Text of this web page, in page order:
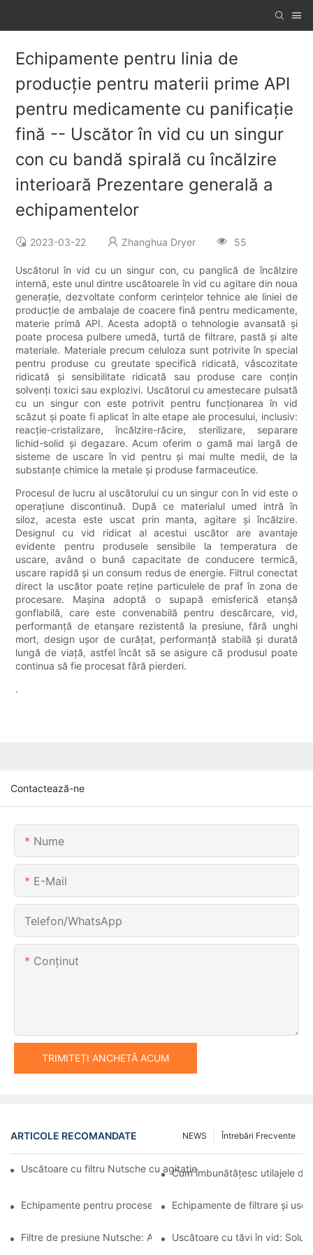
Echipamente pentru linia de
producție pentru materii prime API
pentru medicamente cu panificație
fină -- Uscător în vid cu un singur
con cu bandă spirală cu încălzire
interioară Prezentare generală a
echipamentelor
2023-03-22 Zhanghua Dryer 55
Uscătorul în vid cu un singur con, cu panglică de încălzire
internă, este unul dintre uscătoarele în vid cu agitare din noua
generație, dezvoltate conform cerințelor tehnice ale liniei de
producție de ambalaje de coacere fină pentru medicamente,
materie primă API. Acesta adoptă o tehnologie avansată și
poate procesa pulbere umedă, turtă de filtrare, pastă și alte
materiale. Materiale precum celuloza sunt potrivite în special
pentru produse cu greutate specifică ridicată, vâscozitate
ridicată și sensibilitate ridicată sau produse care conțin
solvenți toxici sau explozivi. Uscătorul cu amestecare pulsată
cu un singur con este potrivit pentru funcționarea în vid
scăzut și poate fi aplicat în alte etape ale procesului, inclusiv:
reacție-cristalizare, încălzire-răcire, sterilizare, separare
lichid-solid și degazare. Acum oferim o gamă mai largă de
sisteme de uscare în vid pentru și mai multe medii, de la
substanțe chimice la metale și produse farmaceutice.
Procesul de lucru al uscătorului cu un singur con în vid este o
operațiune discontinuă. După ce materialul umed intră în
siloz, acesta este uscat prin manta, agitare și încălzire.
Designul cu vid ridicat al acestui uscător are avantaje
evidente pentru produsele sensibile la temperatura de
uscare, având o bună capacitate de conducere termică,
uscare rapidă și un consum redus de energie. Filtrul conectat
direct la uscător poate reține particulele de praf în zona de
procesare. Mașina adoptă o supapă emisferică etanșă
gonflabilă, care este convenabilă pentru descărcare, vid,
performanță de etanșare rezistentă la presiune, fără unghi
mort, design ușor de curățat, performanță stabilă și durată
lungă de viață, astfel încât să se asigure că produsul poate
continua să fie procesat fără pierderi.
.
Contactează-ne
Nume
E-Mail
Telefon/WhatsApp
Conţinut
TRIMITEȚI ANCHETĂ ACUM
ARTICOLE RECOMANDATE Întrebări Frecvente
NEWS
Uscătoare cu filtru Nutsche cu agitație vs. alte metode de
Cum îmbunătățesc utilajele
Echipamente pentru procese industriale: Inovațiile modelează
Echipamente de filtrare și
Filtre de presiune Nutsche: Aplicații în industria chimică și
Uscătoare cu tăvi în vid: